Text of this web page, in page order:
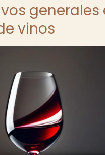
generales
vinos